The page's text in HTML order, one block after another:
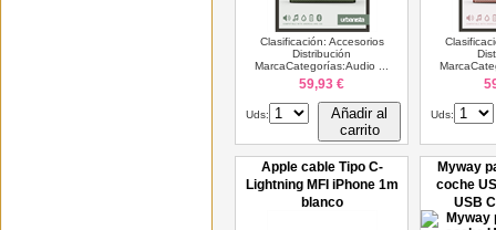
Clasificación: Accesorios
Distribución
MarcaCategorías:Audio ...
59,93 €
Uds:
Añadir al
carrito
Uds:
Apple cable Tipo C-
Lightning MFI iPhone 1m
blanco
Myway
coche
USB